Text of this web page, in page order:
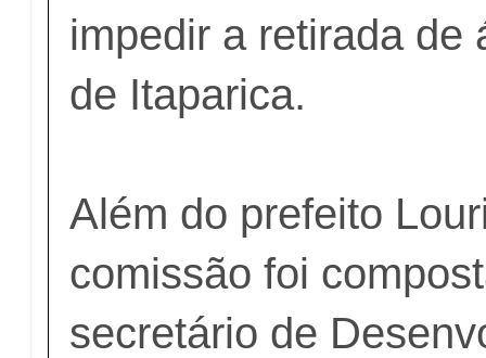
impedir a retirada de
de Itaparica.
Além do prefeito
comissão foi
secretário de